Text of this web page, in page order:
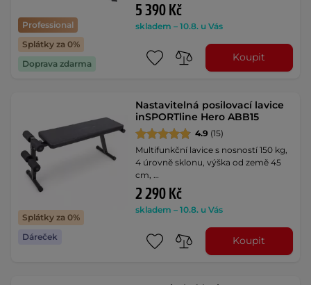
Professional
Splátky za 0%
Doprava zdarma
5 390 Kč
skladem – 10.8. u Vás
Koupit
Splátky za 0%
Dáreček
Nastavitelná posilovací lavice
inSPORTline Hero ABB15
4.9 (15)
Multifunkční lavice s nosností 150 kg,
4 úrovně sklonu, výška od země 45
cm, …
2 290 Kč
skladem – 10.8. u Vás
Koupit